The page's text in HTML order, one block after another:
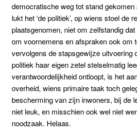
democratische weg tot stand
lukt het ‘de politiek’, op wiens stoel de
plaatsgenomen, niet om zelfstandig
om voornemens en afspraken ook om
vervolgens de stapsgewijze uitvoering
politiek haar eigen zetel stelselmatig
verantwoordelijkheid ontloopt, is het
overheid, wiens primaire taak toch
bescherming van zijn inwoners, bij de
niet leuk, en misschien ook wel niet
noodzaak. Helaas.